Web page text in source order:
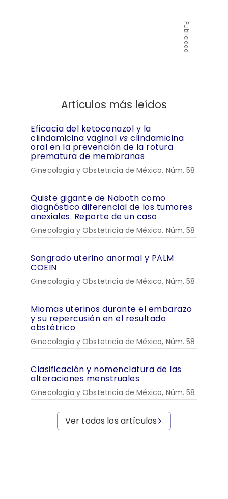
Publicidad
Artículos más leídos
Eficacia del ketoconazol y la
clindamicina vaginal vs clindamicina
oral en la prevención de la rotura
prematura de membranas
Ginecología y Obstetricia de México, Núm. 58
Quiste gigante de Naboth como
diagnóstico diferencial de los tumores
anexiales. Reporte de un caso
Ginecología y Obstetricia de México, Núm. 58
Sangrado uterino anormal y PALM
COEIN
Ginecología y Obstetricia de México, Núm. 58
Miomas uterinos durante el embarazo
y su repercusión en el resultado
obstétrico
Ginecología y Obstetricia de México, Núm. 58
Clasificación y nomenclatura de las
alteraciones menstruales
Ginecología y Obstetricia de México, Núm. 58
Ver todos los artículos